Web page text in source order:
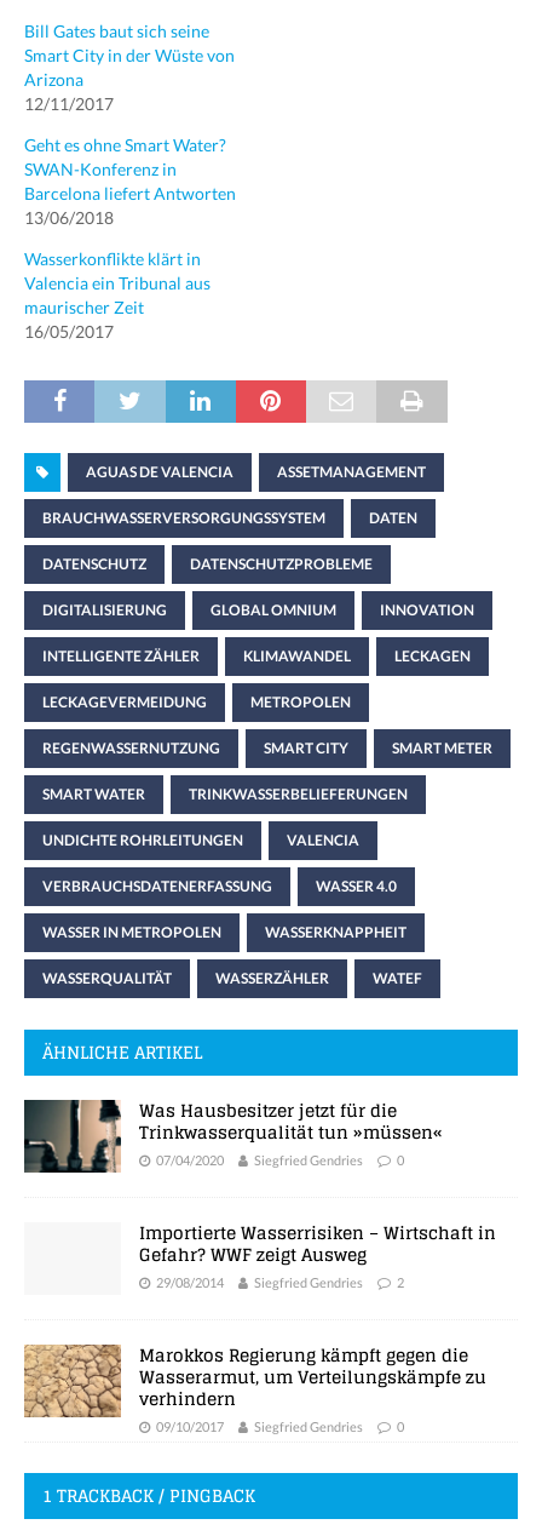
Bill Gates baut sich seine
Smart City in der Wüste von
Arizona
12/11/2017
Geht es ohne Smart Water?
SWAN-Konferenz in
Barcelona liefert Antworten
13/06/2018
Wasserkonflikte klärt in
Valencia ein Tribunal aus
maurischer Zeit
16/05/2017
AGUAS DE VALENCIA ASSETMANAGEMENT
BRAUCHWASSERVERSORGUNGSSYSTEM DATEN
DATENSCHUTZ DATENSCHUTZPROBLEME
DIGITALISIERUNG GLOBAL OMNIUM INNOVATION
INTELLIGENTE ZÄHLER KLIMAWANDEL LECKAGEN
LECKAGEVERMEIDUNG METROPOLEN
REGENWASSERNUTZUNG SMART CITY SMART METER
SMART WATER TRINKWASSERBELIEFERUNGEN
UNDICHTE ROHRLEITUNGEN VALENCIA
VERBRAUCHSDATENERFASSUNG WASSER 4.0
WASSER IN METROPOLEN WASSERKNAPPHEIT
WASSERQUALITÄT WASSERZÄHLER WATEF
ÄHNLICHE ARTIKEL
Was Hausbesitzer jetzt für die
Trinkwasserqualität tun »müssen«
07/04/2020 Siegfried Gendries 0
Importierte Wasserrisiken – Wirtschaft in
Gefahr? WWF zeigt Ausweg
29/08/2014 Siegfried Gendries 2
Marokkos Regierung kämpft gegen die
Wasserarmut, um Verteilungskämpfe zu
verhindern
09/10/2017 Siegfried Gendries 0
1 TRACKBACK / PINGBACK